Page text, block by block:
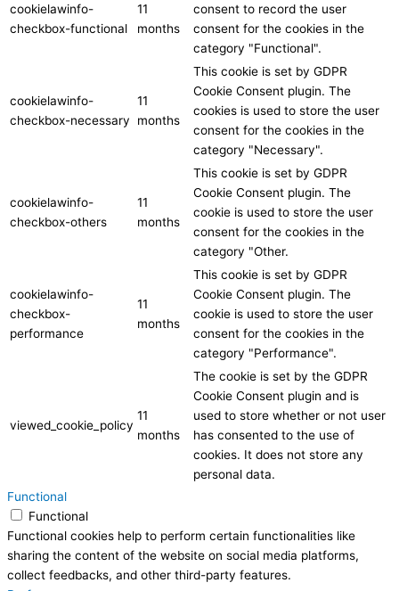
cookielawinfo-
checkbox-functional
11
months
consent to record the user
consent for the cookies in the
category "Functional".
cookielawinfo-
checkbox-necessary
11
months
This cookie is set by GDPR
Cookie Consent plugin. The
cookies is used to store the user
consent for the cookies in the
category "Necessary".
cookielawinfo-
checkbox-others
11
months
This cookie is set by GDPR
Cookie Consent plugin. The
cookie is used to store the user
consent for the cookies in the
category "Other.
cookielawinfo-
checkbox-
performance
11
months
This cookie is set by GDPR
Cookie Consent plugin. The
cookie is used to store the user
consent for the cookies in the
category "Performance".
viewed_cookie_policy
11
months
The cookie is set by the GDPR
Cookie Consent plugin and is
used to store whether or not user
has consented to the use of
cookies. It does not store any
personal data.
Functional
Functional
Functional cookies help to perform certain functionalities like
sharing the content of the website on social media platforms,
collect feedbacks, and other third-party features.